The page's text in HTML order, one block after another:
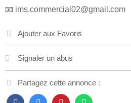
📧 ims.commercial02@gmail.com
Ajouter aux Favoris
Signaler un abus
Partagez cette annonce :